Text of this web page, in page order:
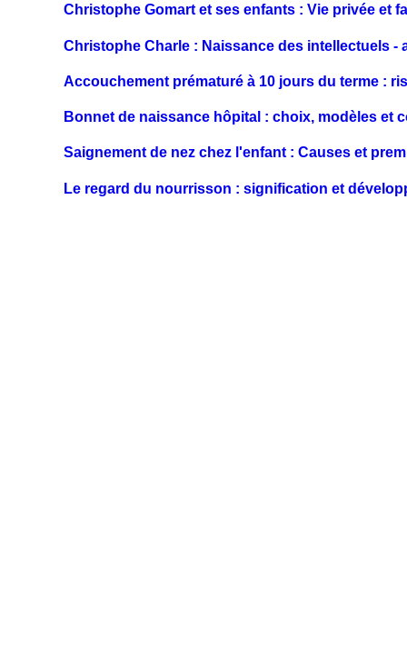
Christophe Gomart et ses enfants : Vie privée et
Christophe Charle : Naissance des intellectuels -
Accouchement prématuré à 10 jours du terme :
Bonnet de naissance hôpital : choix, modèles et
Saignement de nez chez l'enfant : Causes et
Le regard du nourrisson : signification et